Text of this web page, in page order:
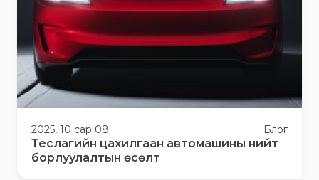
2025, 10 сар 08 Блог
Теслагийн цахилгаан автомашины нийт
борлуулалтын өсөлт